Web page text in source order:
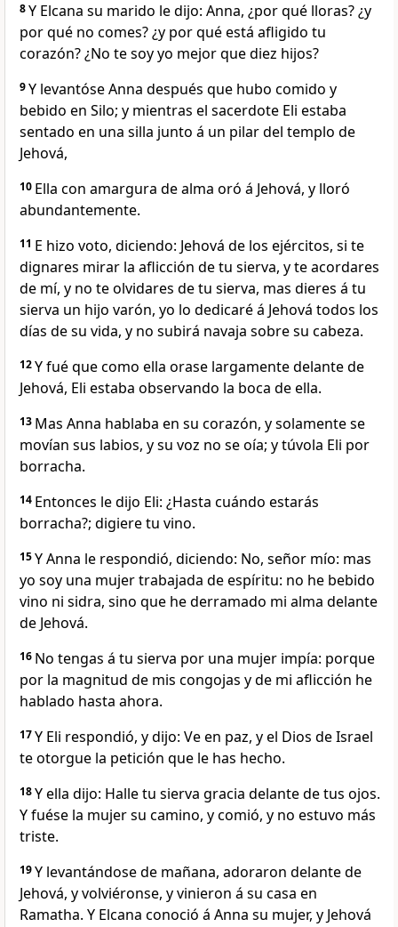
8Y Elcana su marido le dijo: Anna, ¿por qué lloras? ¿y
por qué no comes? ¿y por qué está afligido tu
corazón? ¿No te soy yo mejor que diez hijos?
9Y levantóse Anna después que hubo comido y
bebido en Silo; y mientras el sacerdote Eli estaba
sentado en una silla junto á un pilar del templo de
Jehová,
10 Ella con amargura de alma oró á Jehová, y lloró
abundantemente.
11 E hizo voto, diciendo: Jehová de los ejércitos, si te
dignares mirar la aflicción de tu sierva, y te acordares
de mí, y no te olvidares de tu sierva, mas dieres á tu
sierva un hijo varón, yo lo dedicaré á Jehová todos los
días de su vida, y no subirá navaja sobre su cabeza.
12Y fué que como ella orase largamente delante de
Jehová, Eli estaba observando la boca de ella.
13 Mas Anna hablaba en su corazón, y solamente se
movían sus labios, y su voz no se oía; y túvola Eli por
borracha.
14 Entonces le dijo Eli: ¿Hasta cuándo estarás
borracha?; digiere tu vino.
15Y Anna le respondió, diciendo: No, señor mío: mas
yo soy una mujer trabajada de espíritu: no he bebido
vino ni sidra, sino que he derramado mi alma delante
de Jehová.
16 No tengas á tu sierva por una mujer impía: porque
por la magnitud de mis congojas y de mi aflicción he
hablado hasta ahora.
17Y Eli respondió, y dijo: Ve en paz, y el Dios de Israel
te otorgue la petición que le has hecho.
18Y ella dijo: Halle tu sierva gracia delante de tus ojos.
Y fuése la mujer su camino, y comió, y no estuvo más
triste.
19Y levantándose de mañana, adoraron delante de
Jehová, y volviéronse, y vinieron á su casa en
Ramatha. Y Elcana conoció á Anna su mujer, y Jehová